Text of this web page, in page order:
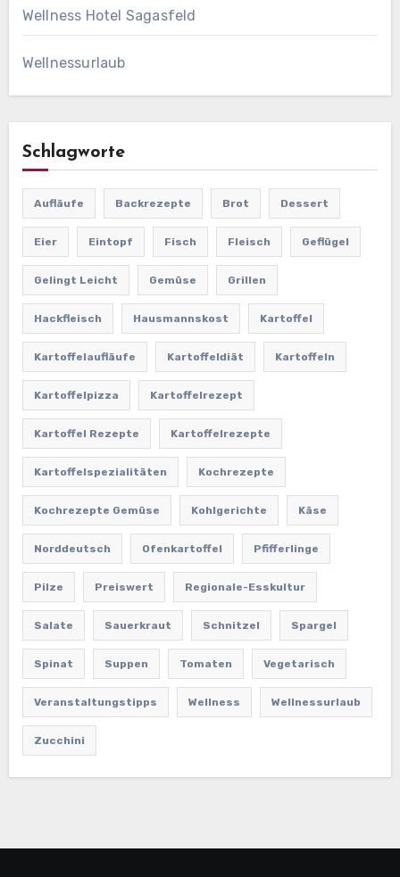
Wellness Hotel Sagasfeld
Wellnessurlaub
Schlagworte
Aufläufe Backrezepte Brot Dessert
Eier Eintopf Fisch Fleisch Geflügel
Gelingt Leicht Gemüse Grillen
Hackfleisch Hausmannskost Kartoffel
Kartoffelaufläufe Kartoffeldiät Kartoffeln
Kartoffelpizza Kartoffelrezept
Kartoffel Rezepte Kartoffelrezepte
Kartoffelspezialitäten Kochrezepte
Kochrezepte Gemüse Kohlgerichte Käse
Norddeutsch Ofenkartoffel Pfifferlinge
Pilze Preiswert Regionale-Esskultur
Salate Sauerkraut Schnitzel Spargel
Spinat Suppen Tomaten Vegetarisch
Veranstaltungstipps Wellness Wellnessurlaub
Zucchini